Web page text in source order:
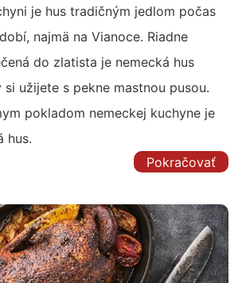
je hus tradičným jedlom počas
najmä na Vianoce. Riadne
do zlatista je nemecká hus
užijete s pekne mastnou pusou.
pokladom nemeckej kuchyne je
hus.
Pokračovať